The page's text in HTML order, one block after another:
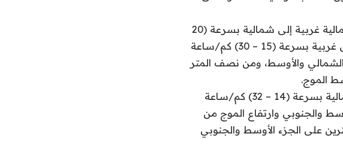
وأشار التقرير إلى أن حركة الرياح السطحية على البحر الأحمر شمالية غربية إلى شمالية بسرعة (20
– 43) كم/ساعة على الجزء الشمالي والأوسط وشمالية غربية إلى غربية بسرعة (15 – 30) كم/ساعة
والأوسط، ومن نصف المتر
الموج.
وفي الخليج العربي تكون الرياح السطحية شمالية غربية إلى شمالية بسرعة (14 – 32) كم/ساعة
على الجزء الأوسط والجنوبي وارتفاع الموج من
على الجزء الأوسط والجنوبي